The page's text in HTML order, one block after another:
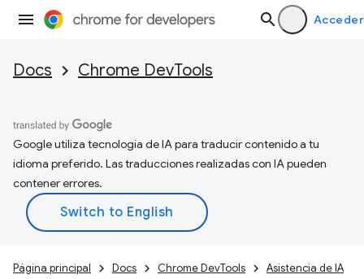
Acceder
Docs Chrome DevTools
Google utiliza tecnología de IA para traducir contenido a tu
idioma preferido. Las traducciones realizadas con IA pueden
contener errores.
Página principal Docs Chrome DevTools Asistencia de IA